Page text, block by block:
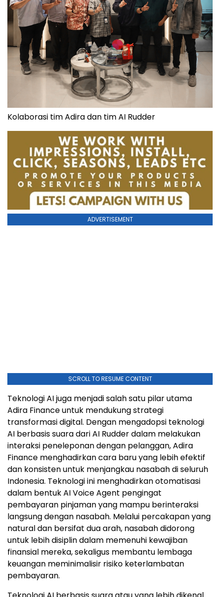
Kolaborasi tim Adira dan tim AI Rudder
ADVERTISEMENT
SCROLL TO RESUME CONTENT
Teknologi AI juga menjadi salah satu pilar utama
Adira Finance untuk mendukung strategi
transformasi digital. Dengan mengadopsi teknologi
AI berbasis suara dari AI Rudder dalam melakukan
interaksi peneleponan dengan pelanggan, Adira
Finance menghadirkan cara baru yang lebih efektif
dan konsisten untuk menjangkau nasabah di seluruh
Indonesia. Teknologi ini menghadirkan otomatisasi
dalam bentuk AI Voice Agent pengingat
pembayaran pinjaman yang mampu berinteraksi
langsung dengan nasabah. Melalui percakapan yang
natural dan bersifat dua arah, nasabah didorong
untuk lebih disiplin dalam memenuhi kewajiban
finansial mereka, sekaligus membantu lembaga
keuangan meminimalisir risiko keterlambatan
pembayaran.